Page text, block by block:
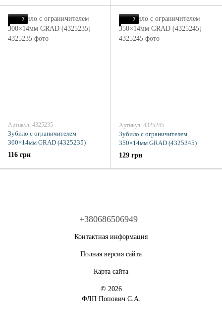
7
Артикул: 4325235
Зубило с ограничителем
300×14мм GRAD (4325235)
116 грн
7
Артикул: 4325245
Зубило с ограничителем
350×14мм GRAD (4325245)
129 грн
+380686506949
Контактная информация
Полная версия сайта
Карта сайта
© 2026
ФЛП Попович С.А.